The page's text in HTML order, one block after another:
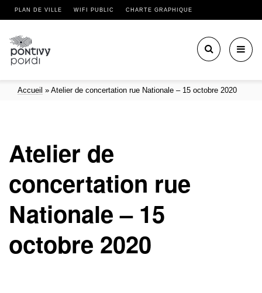
PLAN DE VILLE WIFI PUBLIC CHARTE GRAPHIQUE
Accueil » Atelier de concertation rue Nationale – 15 octobre 2020
Atelier de
concertation rue
Nationale – 15
octobre 2020